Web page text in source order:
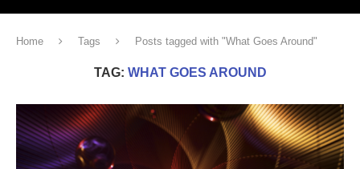
Home Tags Posts tagged with "What Goes Around"
TAG: WHAT GOES AROUND